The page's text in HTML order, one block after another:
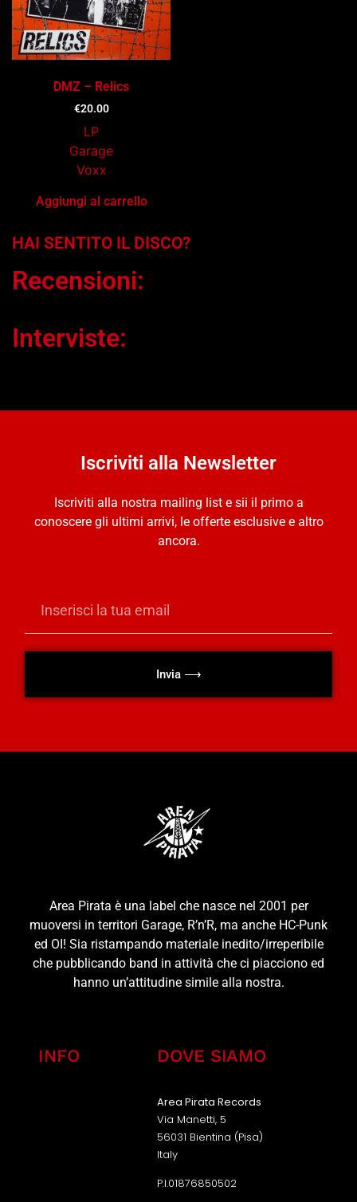
DMZ – Relics
€20.00
LP
Garage
Voxx
Aggiungi al carrello
HAI SENTITO IL DISCO?
Recensioni:
Interviste:
Iscriviti alla Newsletter
Iscriviti alla nostra mailing list e sii il primo a
conoscere gli ultimi arrivi, le offerte esclusive e altro
ancora.
Invia ⟶
Area Pirata è una label che nasce nel 2001 per
muoversi in territori Garage, R’n’R, ma anche HC-Punk
ed OI! Sia ristampando materiale inedito/irreperibile
che pubblicando band in attività che ci piacciono ed
hanno un’attitudine simile alla nostra.
INFO DOVE SIAMO
Area Pirata Records
Via Manetti, 5
56031 Bientina (Pisa)
Italy
P.I.01876850502